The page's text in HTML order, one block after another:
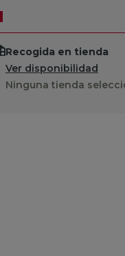
Recogida en tienda
Ver disponibilidad
Ninguna tienda